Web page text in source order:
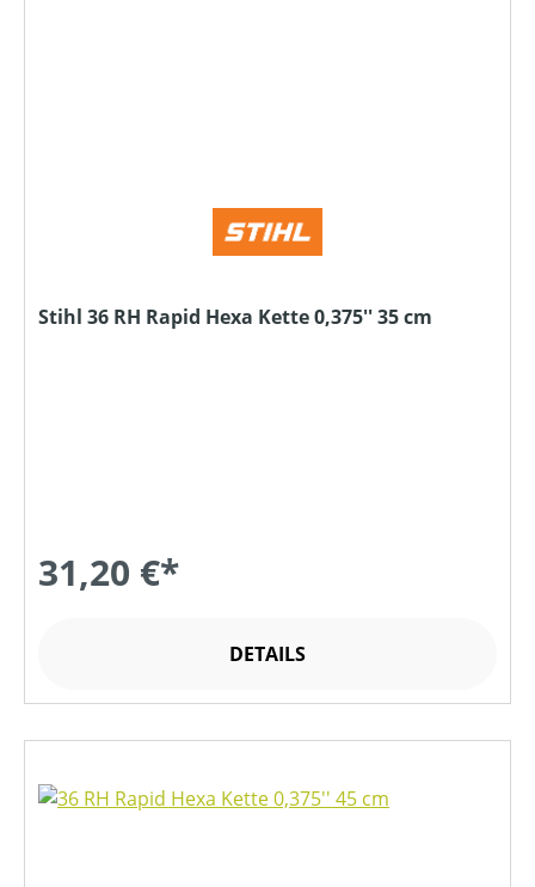
Stihl 36 RH Rapid Hexa Kette 0,375'' 35 cm
31,20 €*
DETAILS